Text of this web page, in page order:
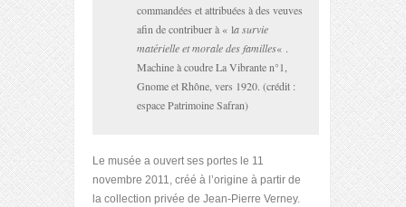
commandées et attribuées à des veuves
afin de contribuer à « la survie
matérielle et morale des familles« .
Machine à coudre La Vibrante n°1,
Gnome et Rhône, vers 1920. (crédit :
espace Patrimoine Safran)
Le musée a ouvert ses portes le 11
novembre 2011, créé à l’origine à partir de
la collection privée de Jean-Pierre Verney.